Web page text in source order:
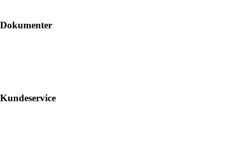
Dokumenter
Kundeservice